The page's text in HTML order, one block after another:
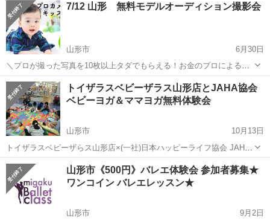
7/12 山形 無料モデルオーディション撮影会
山形市
6月30日
＼プロが撮った写真を10枚以上タダでもらえる！お金のプロによる子
育て費用の相談会付／ ★写真館は敷居が高い、スタジオは高くてなか
なかいけない…でも思い出は残したい！というママさんパパさん ★1
日がっつりお出かけは大変...
山形 山形市 育児 撮影会
トイザラスベビーザラス山形店とJAHA協会
ベビーヨガ＆ママヨガ無料体験会
山形市
10月13日
トイザラスベビーザらス山形店×(一社)日本ハッピーライフ協会 JAHA
スペシャルコラボ ヨガで地域のママとのつながり作りとリフレッシ
ュ！【一般社団法人日本ハッピーライフ協会（JAHA）ベビーヨガ＆マ
マヨガ無料体験会実施】 ...
山形 育児 ママ
山形市《500円》バレエ体験会 参加者募集★
ワンコイン バレエレッスン★
山形市
9月2日